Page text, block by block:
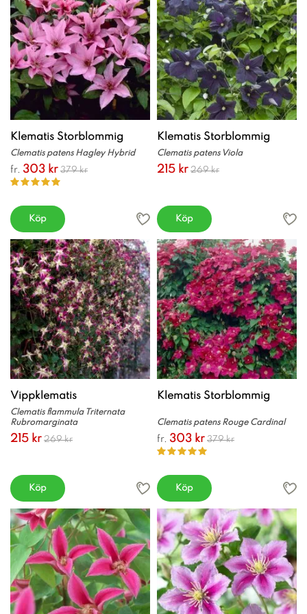
Klematis Storblommig
Clematis patens Hagley Hybrid
fr. 303 kr 379 kr
Köp
Klematis Storblommig
Clematis patens Viola
215 kr 269 kr
Köp
Vippklematis
Clematis flammula Triternata
Rubromarginata
215 kr 269 kr
Köp
Klematis Storblommig
Clematis patens Rouge Cardinal
fr. 303 kr 379 kr
Köp